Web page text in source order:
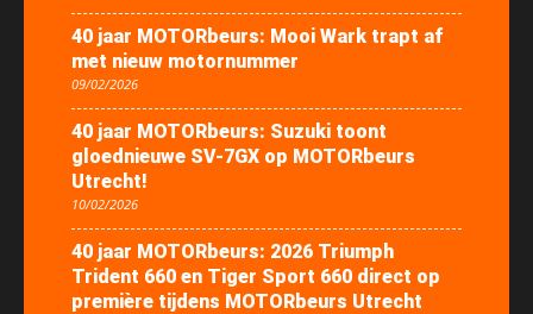
40 jaar MOTORbeurs: Mooi Wark trapt af
met nieuw motornummer
09/02/2026
40 jaar MOTORbeurs: Suzuki toont
gloednieuwe SV-7GX op MOTORbeurs
Utrecht!
10/02/2026
40 jaar MOTORbeurs: 2026 Triumph
Trident 660 en Tiger Sport 660 direct op
première tijdens MOTORbeurs Utrecht